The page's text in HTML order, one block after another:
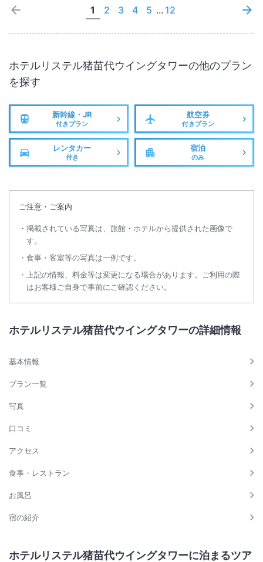
案内があればいいと思いました。ともあれ子供を遊ばせるには
1 2 3 4 5 ... 12
ホテルリステル猪苗代ウイングタワーの他のプラン
を探す
新幹線・JR
付きプラン
航空券
付きプラン
レンタカー
付き
宿泊
のみ
ご注意・ご案内
掲載されている写真は、旅館・ホテルから提供された画像で
す。
食事・客室等の写真は一例です。
上記の情報、料金等は変更になる場合があります。ご利用の際
はお客様ご自身で事前にご確認ください。
ホテルリステル猪苗代ウイングタワーの詳細情報
基本情報
プラン一覧
写真
口コミ
アクセス
食事・レストラン
お風呂
宿の紹介
ホテルリステル猪苗代ウイングタワーに泊まるツア